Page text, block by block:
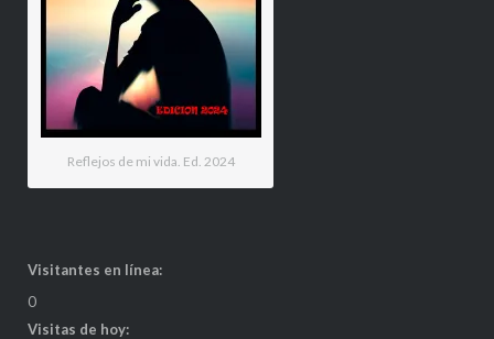
Reflejos de mi vida. Ed. 2024
Visitantes en línea:
0
Visitas de hoy: